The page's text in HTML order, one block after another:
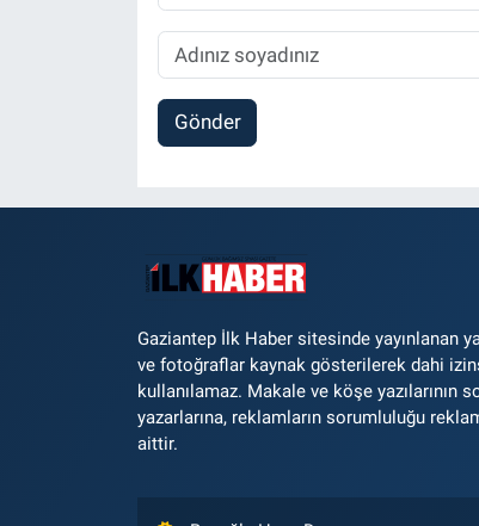
Gönder
Gaziantep İlk Haber sitesinde yayınlanan
ve fotoğraflar kaynak gösterilerek dahi
kullanılamaz. Makale ve köşe yazılarının
yazarlarına, reklamların sorumluluğu
aittir.